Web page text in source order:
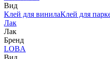
Вид
Клей для винилаКлей для
Лак
Лак
Бренд
LOBA
Вид